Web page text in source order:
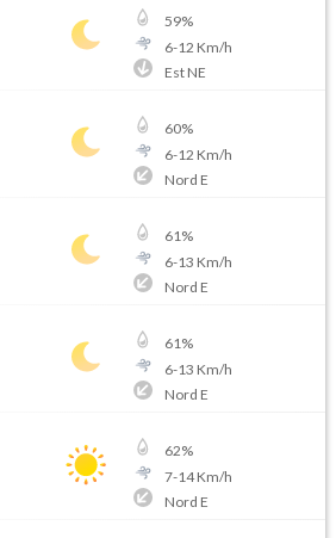
59%
6-12 Km/h
Est NE
60%
6-12 Km/h
Nord E
61%
6-13 Km/h
Nord E
61%
6-13 Km/h
Nord E
62%
7-14Km/h
Nord E